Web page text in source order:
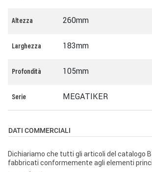
Altezza 260mm
Larghezza 183mm
Profondità 105mm
Serie MEGATIKER
DATI COMMERCIALI
Dichiariamo che tutti gli articoli del catalogo
fabbricati conformemente agli elementi